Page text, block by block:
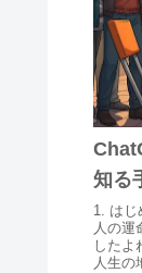
知る
1. はじ
人の運
したよ
人生の